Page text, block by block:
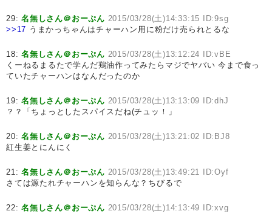
29:名無しさん＠おーぷん 2015/03/28(土)14:33:15 ID:9sg
>>17 うまかっちゃんはチャーハン用に粉だけ売られとるな
18:名無しさん＠おーぷん 2015/03/28(土)13:12:24 ID:vBE
くーねるまるたで学んだ鶏油作ってみたらマジでヤバい 今まで食っ
ていたチャーハンはなんだったのか
19:名無しさん＠おーぷん 2015/03/28(土)13:13:09 ID:dhJ
？？「ちょっとしたスパイスだね(チュッ！」
20:名無しさん＠おーぷん 2015/03/28(土)13:21:02 ID:BJ8
紅生姜とにんにく
21:名無しさん＠おーぷん 2015/03/28(土)13:49:21 ID:Oyf
さては源たれチャーハンを知らんな？ちびるで
22:名無しさん＠おーぷん 2015/03/28(土)14:13:49 ID:xvg